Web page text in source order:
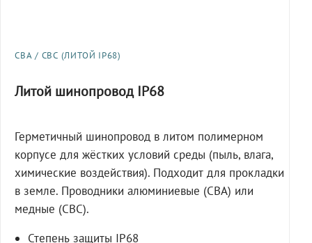
СВА / СВС (ЛИТОЙ IP68)
Литой шинопровод IP68
Герметичный шинопровод в литом полимерном
корпусе для жёстких условий среды (пыль, влага,
химические воздействия). Подходит для прокладки
в земле. Проводники алюминиевые (СВА) или
медные (СВС).
Степень защиты IP68